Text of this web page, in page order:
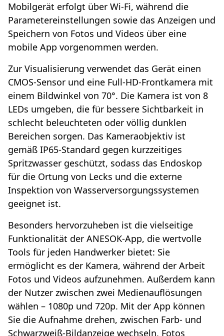
Mobilgerät erfolgt über Wi-Fi, während die
Parametereinstellungen sowie das Anzeigen und
Speichern von Fotos und Videos über eine
mobile App vorgenommen werden.
Zur Visualisierung verwendet das Gerät einen
CMOS-Sensor und eine Full-HD-Frontkamera mit
einem Bildwinkel von 70°. Die Kamera ist von 8
LEDs umgeben, die für bessere Sichtbarkeit in
schlecht beleuchteten oder völlig dunklen
Bereichen sorgen. Das Kameraobjektiv ist
gemäß IP65-Standard gegen kurzzeitiges
Spritzwasser geschützt, sodass das Endoskop
für die Ortung von Lecks und die externe
Inspektion von Wasserversorgungssystemen
geeignet ist.
Besonders hervorzuheben ist die vielseitige
Funktionalität der ANESOK-App, die wertvolle
Tools für jeden Handwerker bietet: Sie
ermöglicht es der Kamera, während der Arbeit
Fotos und Videos aufzunehmen. Außerdem kann
der Nutzer zwischen zwei Medienauflösungen
wählen – 1080p und 720p. Mit der App können
Sie die Aufnahme drehen, zwischen Farb- und
Schwarzweiß-Bildanzeige wechseln, Fotos